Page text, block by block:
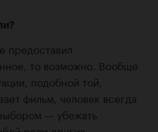
предоставил
то возможно. Вообще
подобной той,
фильм, человек всегда
— убежать